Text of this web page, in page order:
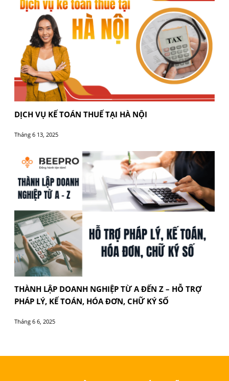
NGHIỆP CẦN LÀM GÌ ĐỂ TRÁNH VI PHẠM?
Tháng 10 10, 2025
THUẾ ĐIỆN TỬ VÀ HÓA ĐƠN ĐIỆN TỬ 2025 –
NGHIỆP CẦN BIẾT GÌ?
Tháng 10 9, 2025